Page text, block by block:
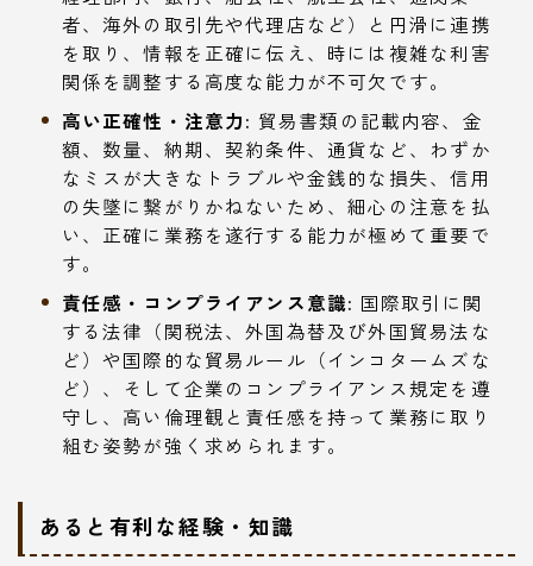
者、海外の取引先や代理店など）と円滑に連携
を取り、情報を正確に伝え、時には複雑な利害
関係を調整する高度な能力が不可欠です。
高い正確性・注意力: 貿易書類の記載内容、金
額、数量、納期、契約条件、通貨など、わずか
なミスが大きなトラブルや金銭的な損失、信用
の失墜に繋がりかねないため、細心の注意を払
い、正確に業務を遂行する能力が極めて重要で
す。
責任感・コンプライアンス意識: 国際取引に関
する法律（関税法、外国為替及び外国貿易法な
ど）や国際的な貿易ルール（インコタームズな
ど）、そして企業のコンプライアンス規定を遵
守し、高い倫理観と責任感を持って業務に取り
組む姿勢が強く求められます。
あると有利な経験・知識